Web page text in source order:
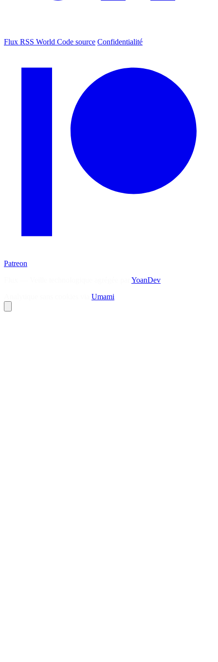
Flux RSS World Code source Confidentialité
Patreon
YoanDev
Umami